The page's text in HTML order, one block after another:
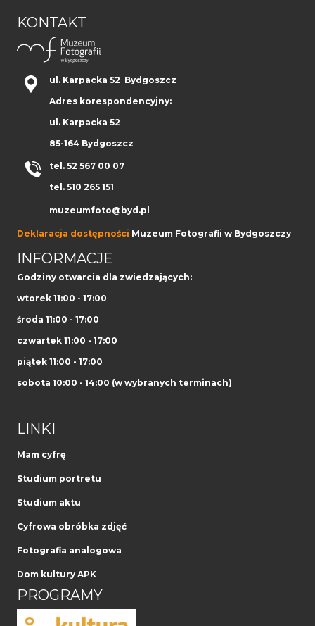
KONTAKT
ul. Karpacka 52 Bydgoszcz
Adres korespondencyjny:
ul. Karpacka 52
85-164 Bydgoszcz
tel. 52 567 00 07
tel. 510 265 151
muzeumfoto@byd.pl
Deklaracja dostępności Muzeum Fotografii w Bydgoszczy
INFORMACJE
Godziny otwarcia dla zwiedzających:
wtorek 11:00 - 17:00
środa 11:00 - 17:00
czwartek 11:00 - 17:00
piątek 11:00 - 17:00
sobota 10:00 - 14:00 (w wybranych terminach)
LINKI
Mam cyfrę
Studium portretu
Studium aktu
Cyfrowa obróbka zdjęć
Fotografia analogowa
Dom kultury APK
PROGRAMY